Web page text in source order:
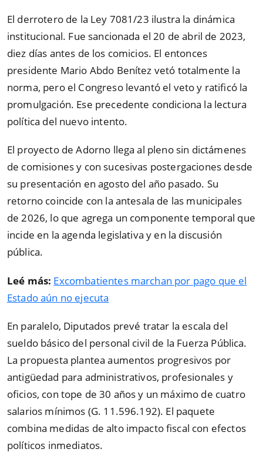
El derrotero de la Ley 7081/23 ilustra la dinámica
institucional. Fue sancionada el 20 de abril de 2023,
diez días antes de los comicios. El entonces
presidente Mario Abdo Benítez vetó totalmente la
norma, pero el Congreso levantó el veto y ratificó la
promulgación. Ese precedente condiciona la lectura
política del nuevo intento.
El proyecto de Adorno llega al pleno sin dictámenes
de comisiones y con sucesivas postergaciones desde
su presentación en agosto del año pasado. Su
retorno coincide con la antesala de las municipales
de 2026, lo que agrega un componente temporal que
incide en la agenda legislativa y en la discusión
pública.
Leé más: Excombatientes marchan por pago que el
Estado aún no ejecuta
En paralelo, Diputados prevé tratar la escala del
sueldo básico del personal civil de la Fuerza Pública.
La propuesta plantea aumentos progresivos por
antigüedad para administrativos, profesionales y
oficios, con tope de 30 años y un máximo de cuatro
salarios mínimos (G. 11.596.192). El paquete
combina medidas de alto impacto fiscal con efectos
políticos inmediatos.